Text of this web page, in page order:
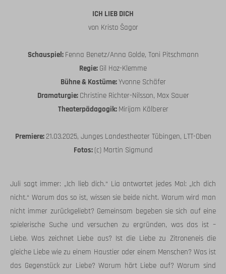
ICH LIEB DICH
von Kristo Šagor
Schauspiel: Fenna Benetz/Anna Golde, Toni Pitschmann
Regie: Gil Hoz-Klemme
Bühne & Kostüme:Yvonne Schäfer
Dramaturgie: Christine Richter-Nilsson, Max Sauer
Theaterpädagogik: Mirijam Kälberer
Premiere: 21.03.2025, Junges Landestheater Tübingen, LTT-Oben
Fotos: (c) Martin Sigmund
Juli sagt immer: „Ich lieb dich.“ Lia antwortet jedes Mal: „Ich dich
nicht.“ Warum das so ist, wissen sie beide nicht. Warum wird man
nicht immer zurückgeliebt? Gemeinsam begeben sie sich auf eine
spielerische Suche und versuchen zu ergründen, was das ist –
Liebe. Was zeichnet Liebe aus? Ist die Liebe zu Zitroneneis die
gleiche Liebe wie zu einem Haustier oder einem Menschen? Was ist
das Gegenstück zur Liebe? Warum hört Liebe auf? Warum sind